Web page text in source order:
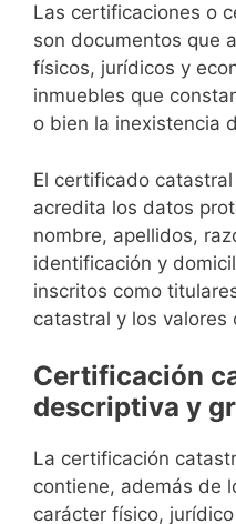
Las certificaciones o
son documentos que
físicos, jurídicos y
inmuebles que
o bien la inexistencia
El certificado
acredita los datos
nombre, apellidos,
identificación y
inscritos como
catastral y los valores
Certificación
descriptiva y
La certificación
contiene, además de
carácter físico,